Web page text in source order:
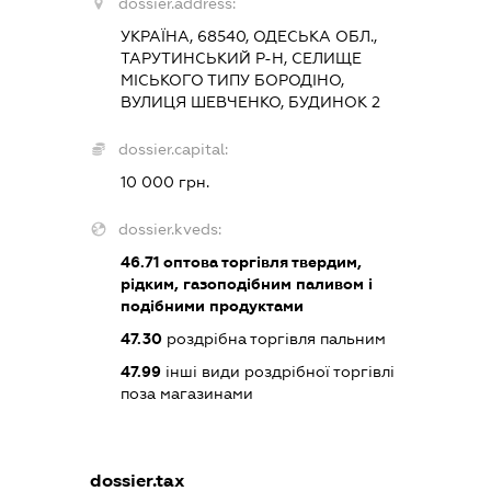
УКРАЇНА, 68540, ОДЕСЬКА ОБЛ.,
ТАРУТИНСЬКИЙ Р-Н, СЕЛИЩЕ
МІСЬКОГО ТИПУ БОРОДІНО,
ВУЛИЦЯ ШЕВЧЕНКО, БУДИНОК 2
dossier.capital:
10 000 грн.
dossier.kveds:
46.71оптова торгівля твердим,
рідким, газоподібним паливом і
подібними продуктами
47.30роздрібна торгівля пальним
47.99інші види роздрібної торгівлі
поза магазинами
dossier.tax